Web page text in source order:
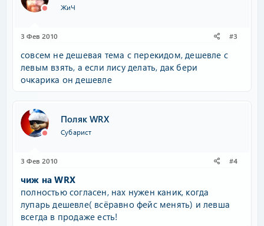
ЖиЧ
3 Фев 2010 #3
совсем не дешевая тема с перекидом, дешевле с
левым взять, а если лису делать, дак бери
очкарика он дешевле
Поляк WRX
Субарист
3 Фев 2010 #4
чиж на WRX
полностью согласен, нах нужен каник, когда
лупарь дешевле( всёравно фейс менять) и левша
всегда в продаже есть!